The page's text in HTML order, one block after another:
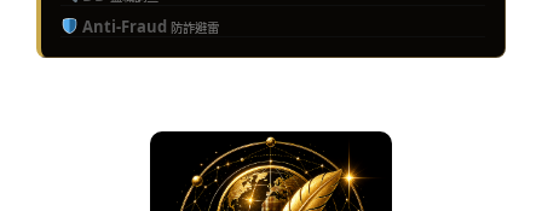
Anti-Fraud 防詐避雷